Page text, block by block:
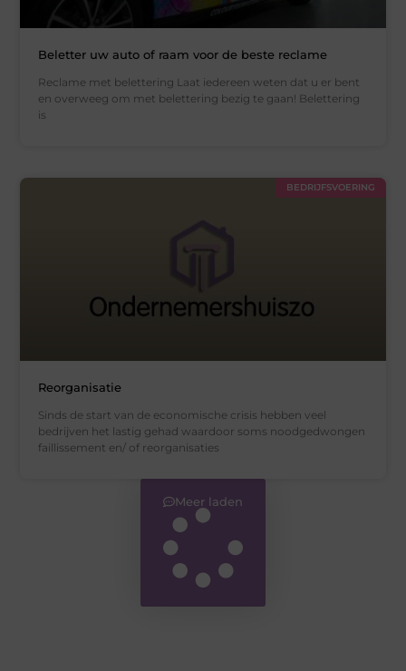
Beletter uw auto of raam voor de beste reclame
Reclame met belettering Laat iedereen weten dat u er bent
en overweeg om met belettering bezig te gaan! Belettering
is
BEDRIJFSVOERING
Reorganisatie
Sinds de start van de economische crisis hebben veel
bedrijven het lastig gehad waardoor soms noodgedwongen
faillissement en/ of reorganisaties
Meer laden